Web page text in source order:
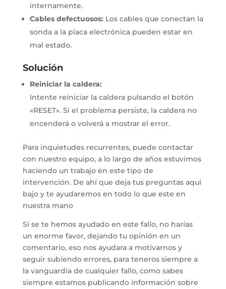
internamente.
Cables defectuosos: Los cables que conectan la
sonda a la placa electrónica pueden estar en
mal estado.
Solución
Reiniciar la caldera:
Intente reiniciar la caldera pulsando el botón
«RESET». Si el problema persiste, la caldera no
encenderá o volverá a mostrar el error.
Para inquietudes recurrentes, puede contactar
con nuestro equipo, a lo largo de años estuvimos
haciendo un trabajo en este tipo de
intervención. De ahí que deja tus preguntas aquí
bajo y te ayudaremos en todo lo que este en
nuestra mano
Si se te hemos ayudado en este fallo, no harías
un enorme favor, dejando tu opinión en un
comentario, eso nos ayudara a motivarnos y
seguir subiendo errores, para teneros siempre a
la vanguardia de cualquier fallo, como sabes
siempre estamos publicando información sobre